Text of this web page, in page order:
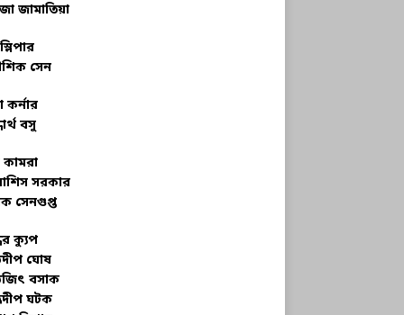
জামাতিয়া
সেন
কর্নার
বসু
কামরা
সরকার
সেনগুপ্ত
ক্যুপ
ঘোষ
বসাক
ঘটক